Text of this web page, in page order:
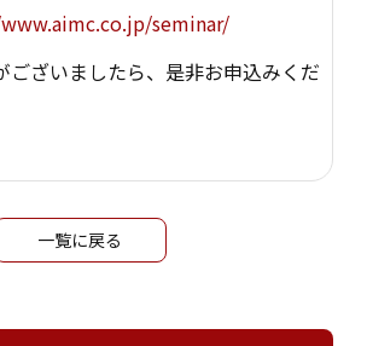
seminar/
ございましたら、是非お申込みくだ
一覧に戻る